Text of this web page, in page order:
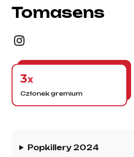
Tomasens
3x
Członek gremium
Popkillery 2024